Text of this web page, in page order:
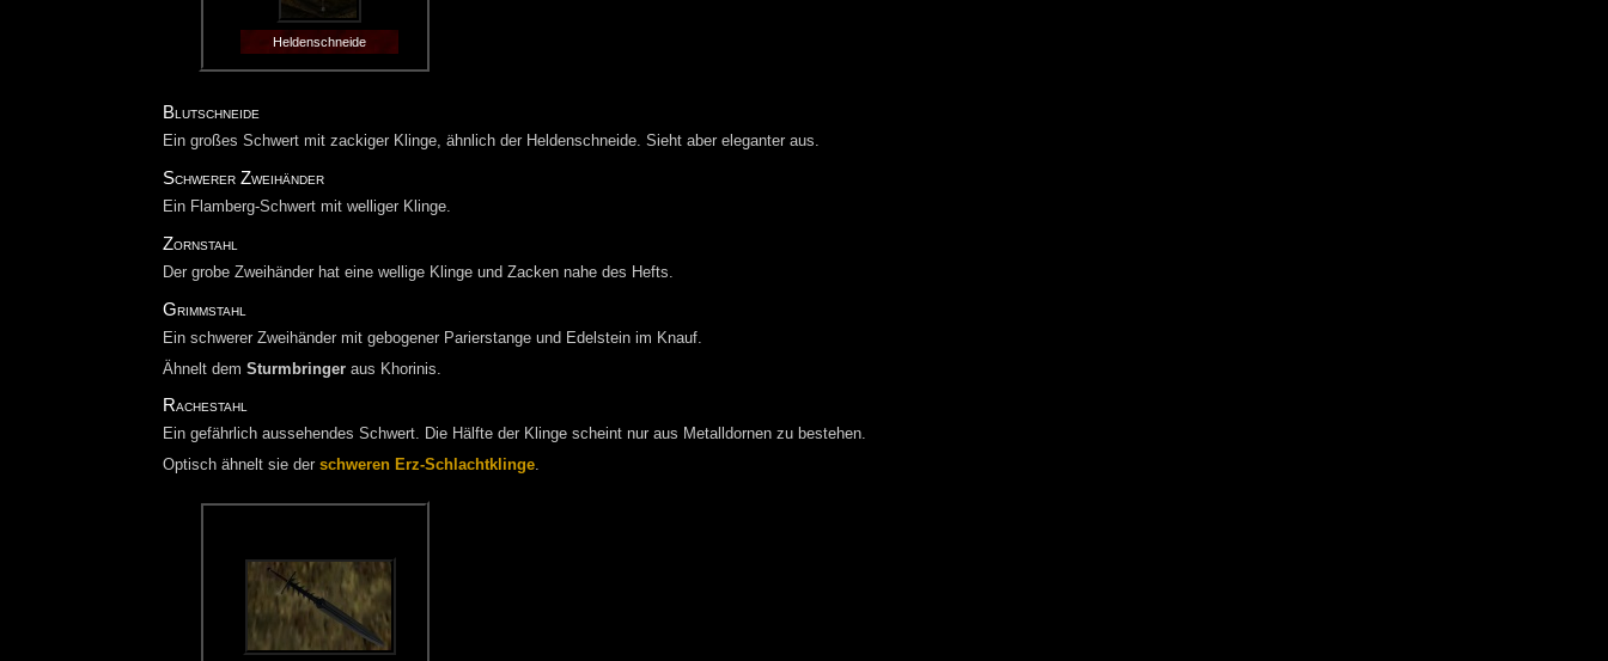
Heldenschneide
Blutschneide
Ein großes Schwert mit zackiger Klinge, ähnlich der Heldenschneide. Sieht aber eleganter aus.
Schwerer Zweihänder
Ein Flamberg-Schwert mit welliger Klinge.
Zornstahl
Der grobe Zweihänder hat eine wellige Klinge und Zacken nahe des Hefts.
Grimmstahl
Ein schwerer Zweihänder mit gebogener Parierstange und Edelstein im Knauf.
Ähnelt dem Sturmbringeraus Khorinis.
Rachestahl
Ein gefährlich aussehendes Schwert. Die Hälfte der Klinge scheint nur aus Metalldornen zu bestehen.
Optisch ähnelt sie der schweren Erz-Schlachtklinge.